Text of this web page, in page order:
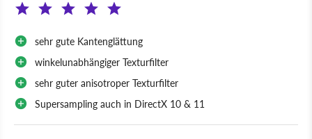
sehr gute Kantenglättung
winkelunabhängiger Texturfilter
sehr guter anisotroper Texturfilter
Supersampling auch in DirectX 10 & 11